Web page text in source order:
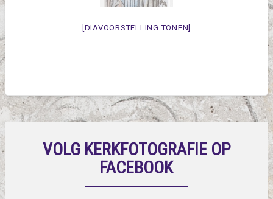
[DIAVOORSTELLING TONEN]
VOLG KERKFOTOGRAFIE OP
FACEBOOK